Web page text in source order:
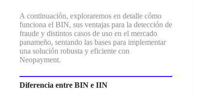
A continuación, exploraremos en detalle cómo
funciona el BIN, sus ventajas para la detección de
fraude y distintos casos de uso en el mercado
panameño, sentando las bases para implementar
una solución robusta y eficiente con
Neopayment.
Diferencia entre BIN e IIN